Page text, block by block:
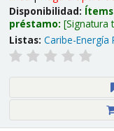
Disponibilidad:
préstamo: Signatura
Listas: Caribe-Energía